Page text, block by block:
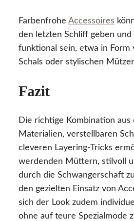
Farbenfrohe Accessoires
den letzten Schliff geben und
funktional sein, etwa in Form
Schals oder stylischen
Fazit
Die richtige Kombination aus
Materialien, verstellbaren
cleveren Layering-Tricks
werdenden Müttern, stilvoll
durch die Schwangerschaft
den gezielten Einsatz von
sich der Look zudem
ohne auf teure Spezialmode